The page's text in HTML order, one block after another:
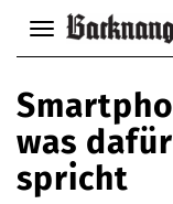
Navigation
anzeigen
verbergen
was
spricht